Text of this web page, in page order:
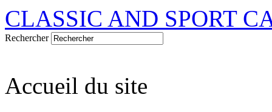
CLASSIC AND SPORT
Rechercher
Accueil du site